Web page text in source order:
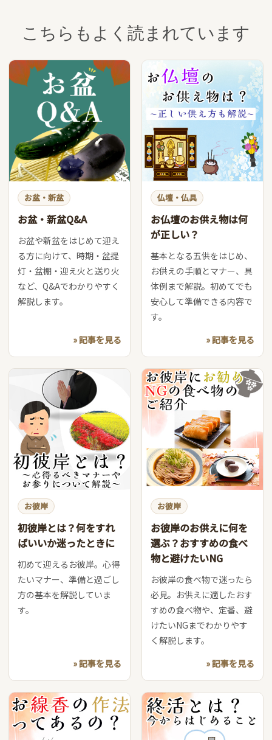
こちらもよく読まれています
お盆・新盆
お盆・新盆Q&A
お盆や新盆をはじめて迎え
る方に向けて、時期・盆提
灯・盆棚・迎え火と送り火
など、Q&Aでわかりやすく
解説します。
» 記事を見る
仏壇・仏具
お仏壇のお供え物は何
が正しい？
基本となる五供をはじめ、
お供えの手順とマナー、具
体例まで解説。初めてでも
安心して準備できる内容で
す。
» 記事を見る
お彼岸
初彼岸とは？何をすれ
ばいいか迷ったときに
初めて迎えるお彼岸。心得
たいマナー、準備と過ごし
方の基本を解説していま
す。
» 記事を見る
お彼岸
お彼岸のお供えに何を
選ぶ？おすすめの食べ
物と避けたいNG
お彼岸の食べ物で迷ったら
必見。お供えに適したおす
すめの食べ物や、定番、避
けたいNGまでわかりやす
く解説します。
» 記事を見る